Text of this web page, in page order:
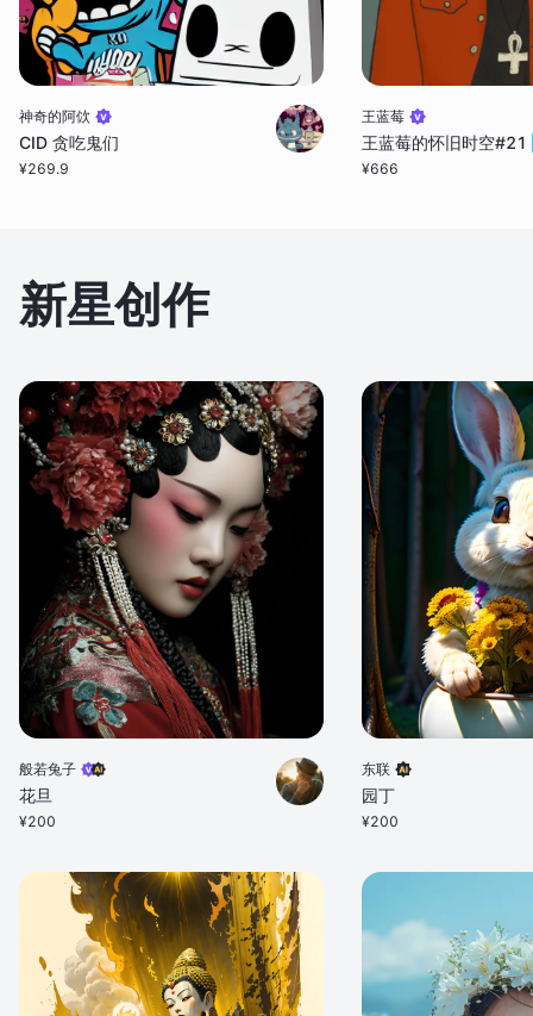
神奇的阿佽
CID 贪吃鬼们
¥269.9
王蓝莓
王蓝莓的怀旧时空#21
¥666
新星创作
般若兔子
花旦
¥200
东联
园丁
¥200